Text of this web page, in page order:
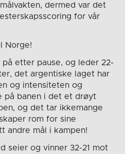
dermed var det
for vår
Norge!
etter pause, og leder 22-
det argentiske laget har
og intensiteten og
på banen i det et drøyt
og det tar ikkemange
rom for sine
andre mål i kampen!
seier og vinner 32-21 mot